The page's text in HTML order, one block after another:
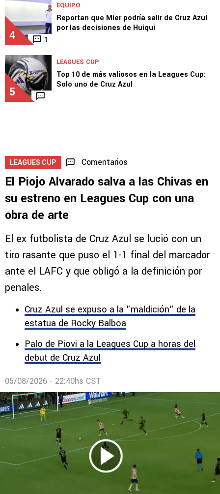
4 1
EQUIPO
Reportan que Mier podría salir de Cruz Azul
por las decisiones de Huiqui
5
LEAGUES CUP
Top 10 de más valiosos en la Leagues Cup:
Solo uno de Cruz Azul
LEAGUES CUP Comentarios
El Piojo Alvarado salva a las Chivas en
su estreno en Leagues Cup con una
obra de arte
El ex futbolista de Cruz Azul se lució con un
tiro rasante que puso el 1-1 final del marcador
ante el LAFC y que obligó a la definición por
penales.
Cruz Azul se expuso a la "maldición" de la
estatua de Rocky Balboa
Palo de Piovi a la Leagues Cup a horas del
debut de Cruz Azul
05/08/2026 - 22:40hs CST